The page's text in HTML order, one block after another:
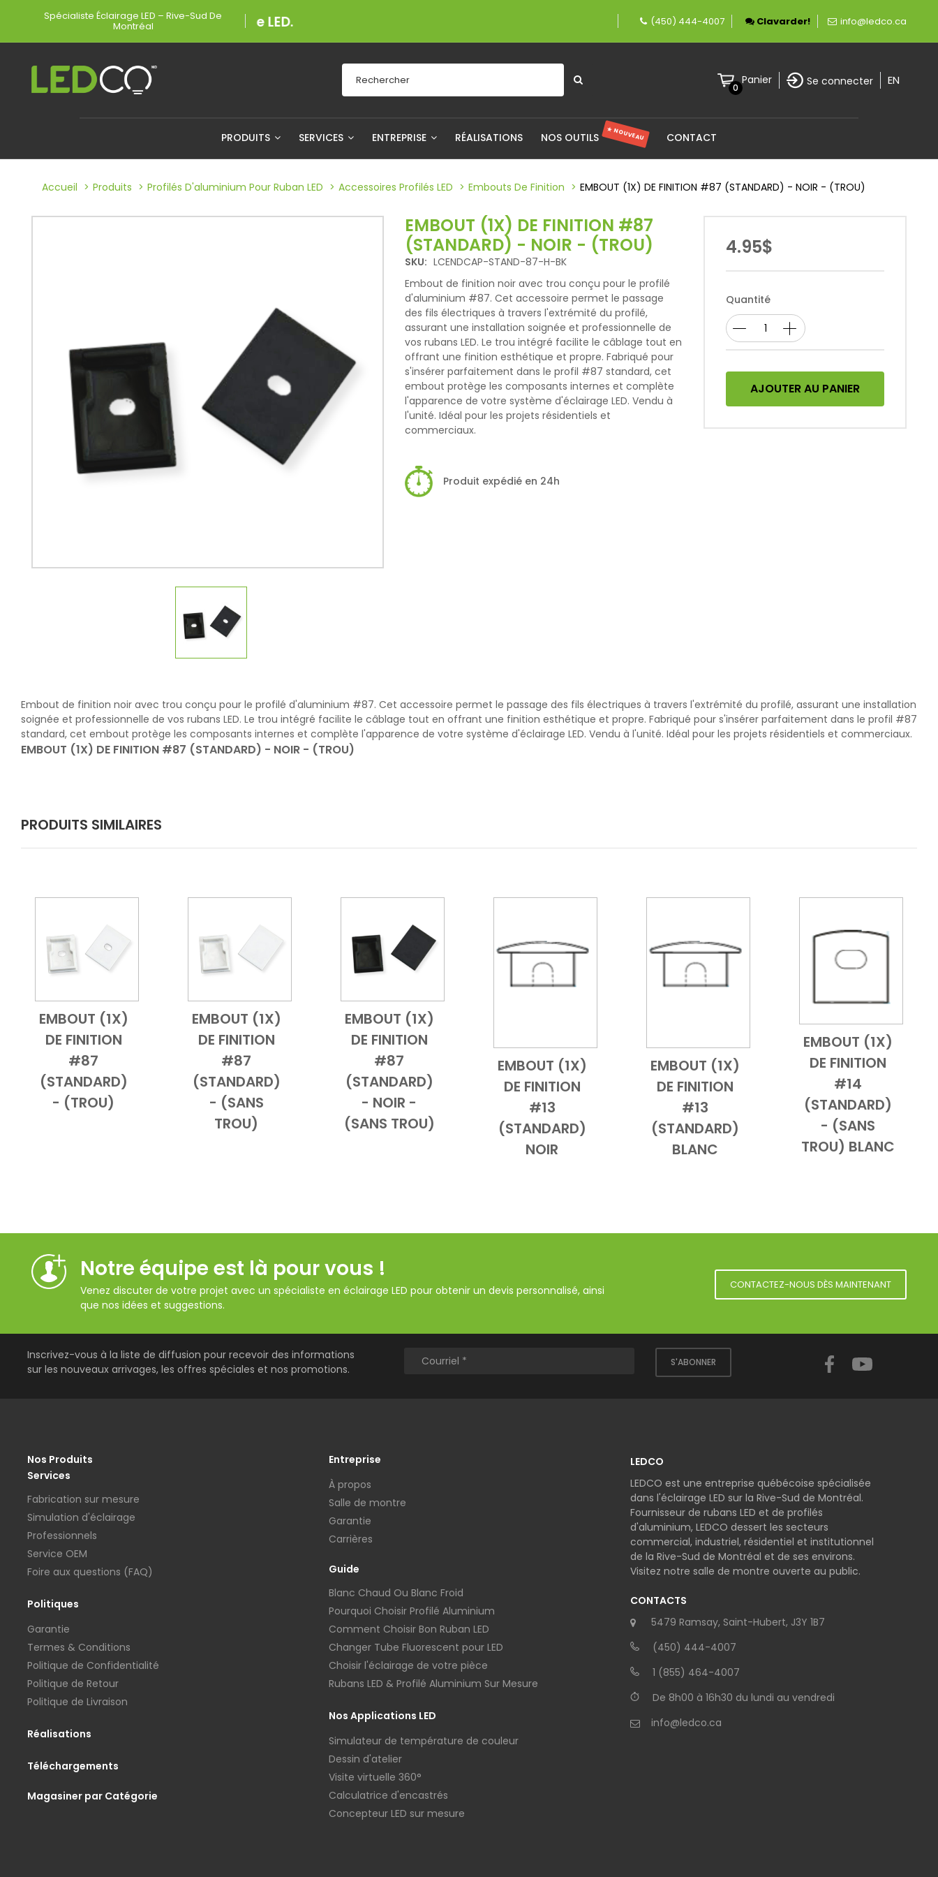
Spécialiste Éclairage LED – Rive-Sud De
Montréal Une entreprise fièrement canadienne spécialisée en
(450) 444-4007 Clavarder! info@ledco.ca
0
Panier Se connecter EN
PRODUITS SERVICES ENTREPRISE RÉALISATIONS NOS OUTILS ★ NOUVEAU CONTACT
Accueil Produits Profilés D'aluminium Pour Ruban LED Accessoires Profilés LED Embouts De Finition EMBOUT (1X) DE FINITION #87 (STANDARD) - NOIR - (TROU)
EMBOUT (1X) DE FINITION #87
(STANDARD) - NOIR - (TROU)
SKU: LCENDCAP-STAND-87-H-BK
Embout de finition noir avec trou conçu pour le profilé
d'aluminium #87. Cet accessoire permet le passage
des fils électriques à travers l'extrémité du profilé,
assurant une installation soignée et professionnelle de
vos rubans LED. Le trou intégré facilite le câblage tout en
offrant une finition esthétique et propre. Fabriqué pour
s'insérer parfaitement dans le profil #87 standard, cet
embout protège les composants internes et complète
l'apparence de votre système d'éclairage LED. Vendu à
l'unité. Idéal pour les projets résidentiels et
commerciaux.
Produit expédié en 24h
4.95$
Quantité
AJOUTER AU PANIER
Embout de finition noir avec trou conçu pour le profilé d'aluminium #87. Cet accessoire permet le passage des fils électriques à travers l'extrémité du profilé, assurant une installation
soignée et professionnelle de vos rubans LED. Le trou intégré facilite le câblage tout en offrant une finition esthétique et propre. Fabriqué pour s'insérer parfaitement dans le profil #87
standard, cet embout protège les composants internes et complète l'apparence de votre système d'éclairage LED. Vendu à l'unité. Idéal pour les projets résidentiels et commerciaux.
EMBOUT (1X) DE FINITION #87 (STANDARD) - NOIR - (TROU)
PRODUITS SIMILAIRES
Add to CartVue d'ensemble
EMBOUT (1X)
DE FINITION
#87
(STANDARD)
- (TROU)
Add to CartVue d'ensemble
EMBOUT (1X)
DE FINITION
#87
(STANDARD)
- (SANS
TROU)
Add to CartVue d'ensemble
EMBOUT (1X)
DE FINITION
#87
(STANDARD)
- NOIR -
(SANS TROU)
Add to CartVue d'ensemble
EMBOUT (1X)
DE FINITION
#13
(STANDARD)
NOIR
Add to CartVue d'ensemble
EMBOUT (1X)
DE FINITION
#13
(STANDARD)
BLANC
Add to Cart
Vue
EMBOUT (1X)
DE FINITION
#14
(STANDARD)
- (SANS
TROU) BLANC
Notre équipe est là pour vous !
Venez discuter de votre projet avec un spécialiste en éclairage LED pour obtenir un devis personnalisé, ainsi
que nos idées et suggestions.
CONTACTEZ-NOUS DÈS MAINTENANT
Inscrivez-vous à la liste de diffusion pour recevoir des informations
sur les nouveaux arrivages, les offres spéciales et nos promotions.
S'ABONNER
Facebook
Nos Produits
Services
Fabrication sur mesure
Simulation d'éclairage
Professionnels
Service OEM
Foire aux questions (FAQ)
Politiques
Garantie
Termes & Conditions
Politique de Confidentialité
Politique de Retour
Politique de Livraison
Réalisations
Téléchargements
Magasiner par Catégorie
Entreprise
À propos
Salle de montre
Garantie
Carrières
Guide
Blanc Chaud Ou Blanc Froid
Pourquoi Choisir Profilé Aluminium
Comment Choisir Bon Ruban LED
Changer Tube Fluorescent pour LED
Choisir l'éclairage de votre pièce
Rubans LED & Profilé Aluminium Sur Mesure
Nos Applications LED
Simulateur de température de couleur
Dessin d'atelier
Visite virtuelle 360°
Calculatrice d'encastrés
Concepteur LED sur mesure
LEDCO
LEDCO est une entreprise québécoise spécialisée
dans l'éclairage LED sur la Rive-Sud de Montréal.
Fournisseur de rubans LED et de profilés
d'aluminium, LEDCO dessert les secteurs
commercial, industriel, résidentiel et institutionnel
de la Rive-Sud de Montréal et de ses environs.
Visitez notre salle de montre ouverte au public.
CONTACTS
5479 Ramsay, Saint-Hubert, J3Y 1B7
(450) 444-4007
1 (855) 464-4007
De 8h00 à 16h30 du lundi au vendredi
info@ledco.ca